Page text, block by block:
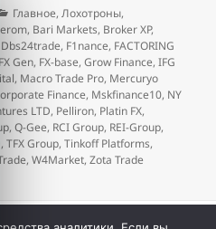
Рубрики
Главное,Лохотроны,
, Bari Markets, Broker XP,
Dbs24trade, F1nance, FACTORING
FX Gen, FX-base,Grow Finance,IFG
, Macro Trade Pro, Mercuryo
Finance, Mskfinance10, NY
LTD, Pelliron, Platin FX,
,Q-Gee, RCI Group, REI-Group,
,TFX Group,Tinkoff Platforms,
,W4Market,Zota Trade